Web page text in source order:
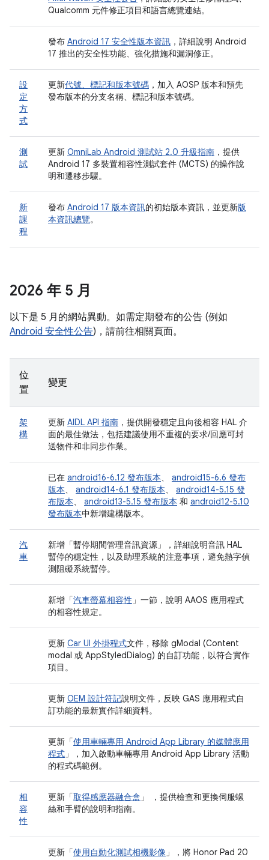
Qualcomm 元件修正項目和語言總覽連結。
發布 Android 17 安全性版本資訊 ，詳細說明 Android
17 推出的安全性功能、強化措施和漏洞修正。
設
定
方
式
更新代號、標記和版本號碼 ，加入 AOSP 版本和預先
發布版本的分支名稱、標記和版本號碼。
測
試
更新 OmniLab Android 測試站 2.0 升級指南 ，提供
Android 17 多裝置相容性測試套件 (MCTS) 的操作說
明和遷移步驟。
新
課
程
發布 Android 17 版本資訊的初始版本資訊，並更新版
本資訊總覽。
2026 年 5 月
以下是 5 月的網站異動。如需定期發布的公告 (例如
Android 安全性公告)，請前往相關頁面。
位
置
變更
架
構
更新 AIDL API 指南 ，提供開發穩定且向後相容 HAL 介
面的最佳做法，包括建議使用不重複的要求/回應可封
送物件和非同步作業。
已在 android16-6.12 發布版本、 android15-6.6 發布
版本、 android14-6.1 發布版本、 android14-5.15 發
布版本、 android13-5.15 發布版本 和 android12-5.10
發布版本中新增建構版本。
汽
車
新增「暫停期間管理音訊資源」
，詳細說明音訊 HAL
暫停的穩定性，以及助理系統的注意事項，避免熱字偵
測阻礙系統暫停。
新增「汽車螢幕相容性 」一節，說明 AAOS 應用程式
的相容性規定。
更新 Car UI 外掛程式文件，移除 gModal (Content
modal 或 AppStyledDialog) 的自訂功能，以符合實作
項目。
更新 OEM 設計符記說明文件，反映 GAS 應用程式自
訂功能的最新實作詳細資料。
更新「使用車輛專用 Android App Library 的媒體應用
程式 」，加入啟動車輛專用 Android App Library 活動
的程式碼範例。
相
容
性
更新「取得感應器融合盒 」 ，提供檢查和更換伺服螺
絲和手臂的說明和指南。
更新「使用自動化測試相機影像 」，將 Honor Pad 20